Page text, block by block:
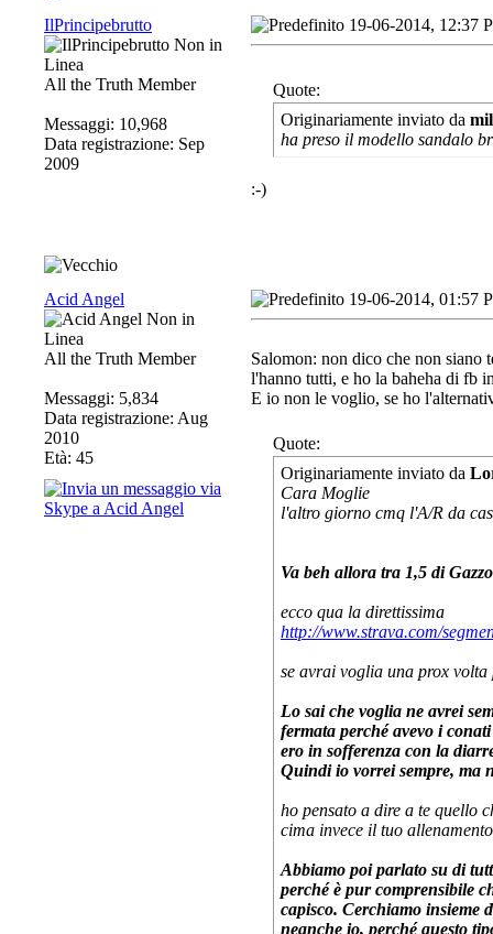
IlPrincipebrutto
All the Truth Member
Messaggi: 10,968
Data registrazione: Sep
2009
19-06-2014, 12:37
Quote:
Originariamente inviato da
ha preso il modello sandalo
:-)
Acid Angel
All the Truth Member
Messaggi: 5,834
Data registrazione: Aug
2010
Età: 45
19-06-2014, 01:57
Salomon: non dico che non
l'hanno tutti, e ho la baheha di fb
E io non le voglio, se ho
Quote:
Originariamente inviato da
Cara Moglie
l'altro giorno cmq l'A/R da
Va beh allora tra 1,5 di
ecco qua la direttissima
http://www.strava.com/
se avrai voglia una prox
Lo sai che voglia ne avrei
fermata perché avevo i
ero in sofferenza con la
Quindi io vorrei sempre, ma
ho pensato a dire a te quello
cima invece il tuo
Abbiamo poi parlato su di
perché è pur comprensibile
capisco. Cerchiamo insieme
neanche io, perché questo